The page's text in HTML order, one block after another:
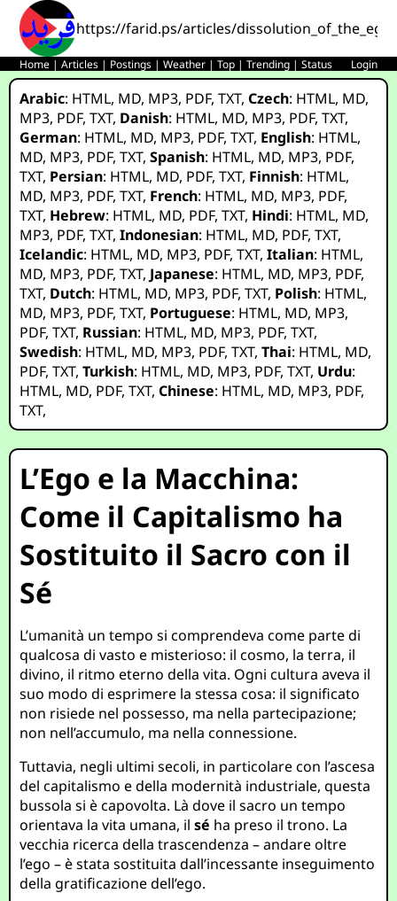
https://farid.ps/articles/
Home |Articles | Postings |Weather |Top |Trending |Status Login
Arabic: HTML, MD, MP3, PDF,TXT,Czech: HTML, MD,
MP3, PDF,TXT, Danish: HTML, MD, MP3, PDF,TXT,
German: HTML, MD, MP3, PDF,TXT, English: HTML,
MD, MP3, PDF,TXT,Spanish: HTML, MD, MP3, PDF,
TXT, Persian: HTML, MD, PDF,TXT, Finnish: HTML,
MD, MP3, PDF,TXT, French: HTML, MD, MP3, PDF,
TXT, Hebrew: HTML, MD, PDF,TXT, Hindi: HTML, MD,
MP3, PDF,TXT,Indonesian: HTML, MD, PDF,TXT,
Icelandic: HTML, MD, MP3, PDF,TXT,Italian: HTML,
MD, MP3, PDF,TXT, Japanese: HTML, MD, MP3, PDF,
TXT, Dutch: HTML, MD, MP3, PDF,TXT, Polish: HTML,
MD, MP3, PDF,TXT, Portuguese: HTML, MD, MP3,
PDF,TXT, Russian: HTML, MD, MP3, PDF,TXT,
Swedish: HTML, MD, MP3, PDF,TXT,Thai: HTML, MD,
PDF,TXT,Turkish: HTML, MD, MP3, PDF,TXT, Urdu:
HTML, MD, PDF,TXT,Chinese: HTML, MD, MP3, PDF,
TXT,
L’Ego e la Macchina:
Come il Capitalismo ha
Sostituito il Sacro con il
Sé
L’umanità un tempo si comprendeva come parte di
qualcosa di vasto e misterioso: il cosmo, la terra, il
divino, il ritmo eterno della vita. Ogni cultura aveva il
suo modo di esprimere la stessa cosa: il significato
non risiede nel possesso, ma nella partecipazione;
non nell’accumulo, ma nella connessione.
Tuttavia, negli ultimi secoli, in particolare con l’ascesa
del capitalismo e della modernità industriale, questa
bussola si è capovolta. Là dove il sacro un tempo
orientava la vita umana, ilsé ha preso il trono. La
vecchia ricerca della trascendenza – andare oltre
l’ego – è stata sostituita dall’incessante inseguimento
della gratificazione dell’ego.